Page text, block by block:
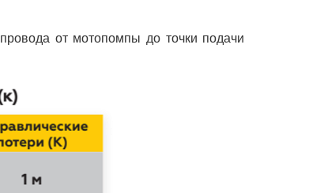
от мотопомпы до точки подачи